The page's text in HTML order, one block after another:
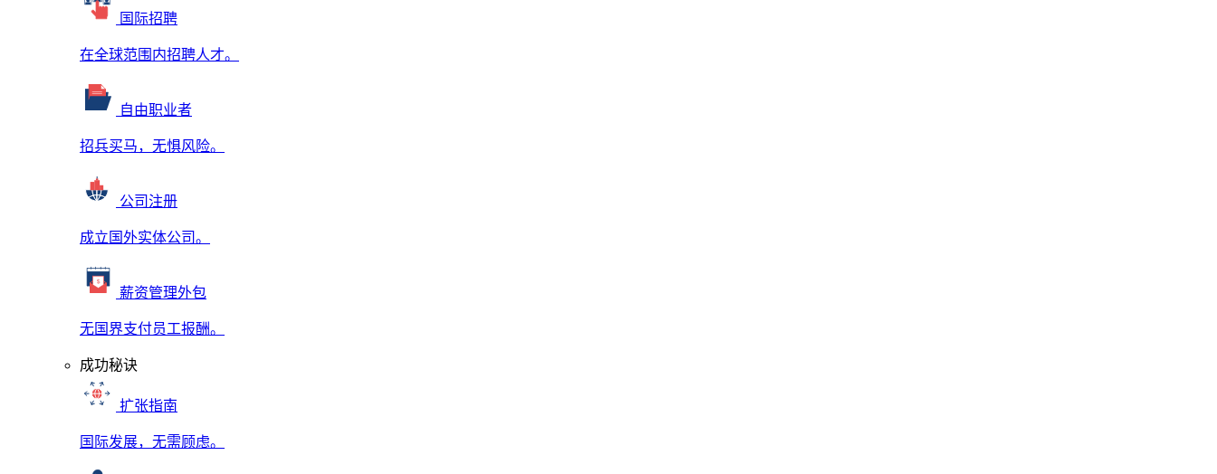
国际招聘
在全球范围内招聘人才。
自由职业者
招兵买马，无惧风险。
公司注册
成立国外实体公司。
薪资管理外包
无国界支付员工报酬。
成功秘诀
扩张指南
国际发展，无需顾虑。